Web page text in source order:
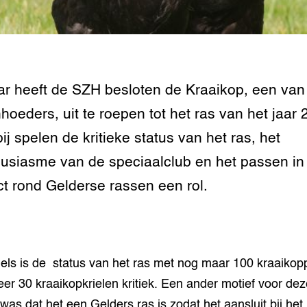
diversiteit
heeft de SZH besloten de Kraaikop, een
uit te roepen tot het ras van het jaar
spelen de kritieke status van het ras, het
van de speciaalclub en het passen in
rond Gelderse rassen een rol.
is de status van het ras met nog maar 100
30 kraaikopkrielen kritiek. Een ander motief voor